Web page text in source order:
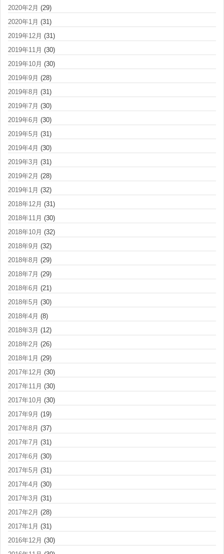
2020年2月 (29)
2020年1月 (31)
2019年12月 (31)
2019年11月 (30)
2019年10月 (30)
2019年9月 (28)
2019年8月 (31)
2019年7月 (30)
2019年6月 (30)
2019年5月 (31)
2019年4月 (30)
2019年3月 (31)
2019年2月 (28)
2019年1月 (32)
2018年12月 (31)
2018年11月 (30)
2018年10月 (32)
2018年9月 (32)
2018年8月 (29)
2018年7月 (29)
2018年6月 (21)
2018年5月 (30)
2018年4月 (8)
2018年3月 (12)
2018年2月 (26)
2018年1月 (29)
2017年12月 (30)
2017年11月 (30)
2017年10月 (30)
2017年9月 (19)
2017年8月 (37)
2017年7月 (31)
2017年6月 (30)
2017年5月 (31)
2017年4月 (30)
2017年3月 (31)
2017年2月 (28)
2017年1月 (31)
2016年12月 (30)